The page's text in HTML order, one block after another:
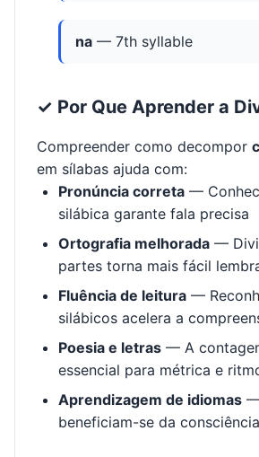
na — 7th syllable
✓ Por Que Aprender a
Compreender como decompor
em sílabas ajuda com:
Pronúncia correta —
silábica garante fala precisa
Ortografia melhorada —
partes torna mais fácil
Fluência de leitura —
silábicos acelera a
Poesia e letras — A
essencial para métrica e
Aprendizagem de idiomas —
beneficiam-se da